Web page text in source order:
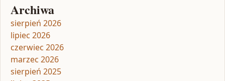
Archiwa
sierpień 2026
lipiec 2026
czerwiec 2026
marzec 2026
sierpień 2025